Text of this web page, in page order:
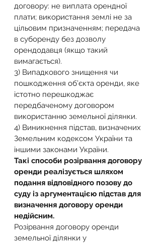
договору: не виплата орендної
плати; використання землі не за
цільовим призначенням; передача
в суборенду без дозволу
орендодавця (якщо такий
вимагається).
3) Випадкового знищення чи
пошкодження об’єкта оренди, яке
істотно перешкоджає
передбаченому договором
використанню земельної ділянки.
4) Виникнення підстав, визначених
Земельним кодексом України та
іншими законами України.
Такі способи розірвання договору
оренди реалізується шляхом
подання відповідного позову до
суду із аргументацією підстав для
визначення договору оренди
недійсним.
Розірвання договору оренди
земельної ділянки у